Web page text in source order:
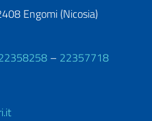
Engomi (Nicosia)
– 22357718